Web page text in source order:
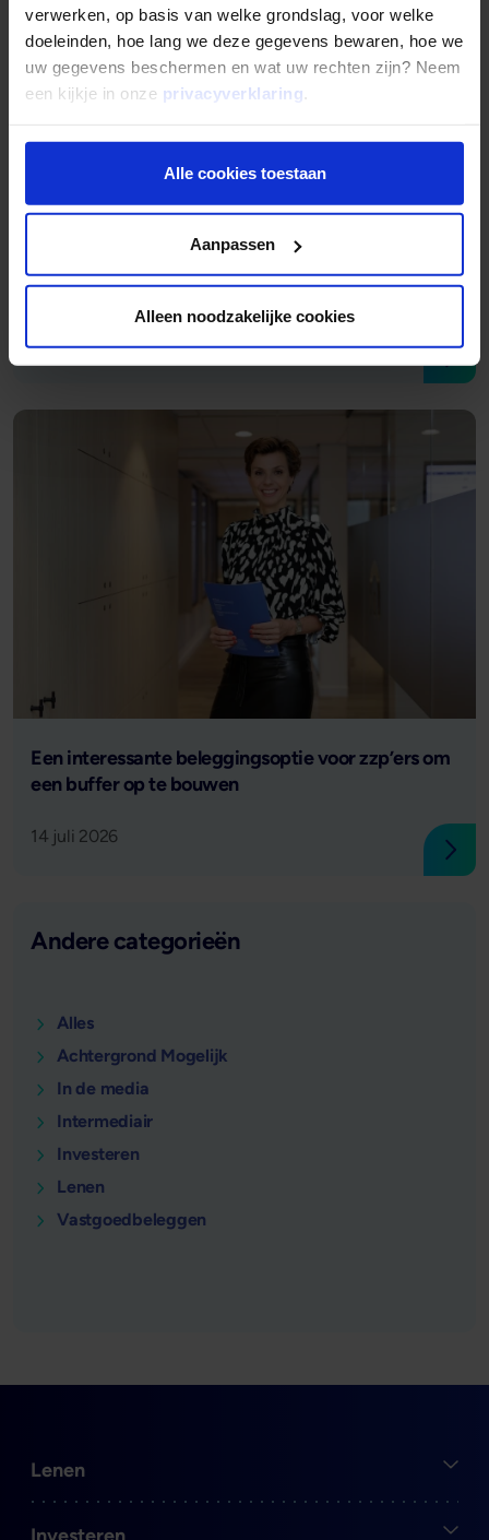
verwerken, op basis van welke grondslag, voor welke
doeleinden, hoe lang we deze gegevens bewaren, hoe we
uw gegevens beschermen en wat uw rechten zijn? Neem
een kijkje in onze privacyverklaring.
Alle cookies toestaan
Aanpassen
Alleen noodzakelijke cookies
was voor mij echt een uitkomst’
30 juli 2026
Lees verder
Een interessante beleggingsoptie voor zzp’ers om
een buffer op te bouwen
14 juli 2026
Andere categorieën
Alles
Achtergrond Mogelijk
In de media
Intermediair
Investeren
Lenen
Vastgoedbeleggen
Open
Lenen